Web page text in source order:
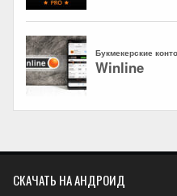
СКАЧАТЬ НА АНДРОИД